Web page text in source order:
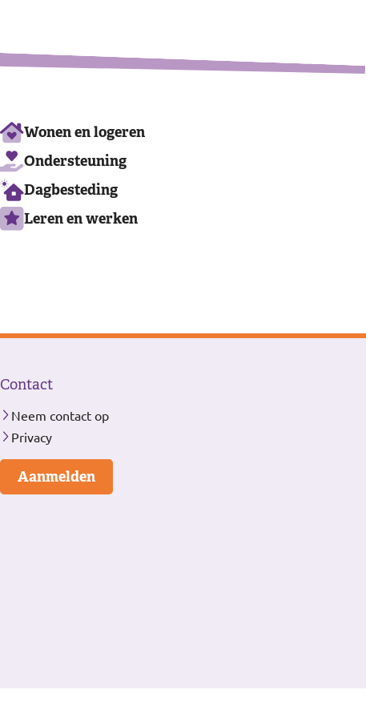
Ons
aanbod
Wonen en logeren
Ondersteuning
Dagbesteding
Leren en werken
Contact
Neem contact op
Privacy
Aanmelden